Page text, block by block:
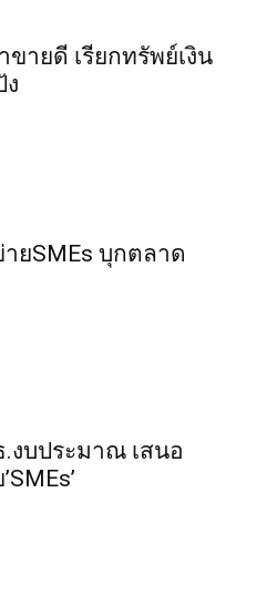
าย​ดี​ เรียก​ทรัพย์เงิน
ง​
ยSMEs บุกตลาด
.งบประมาณ เสนอ